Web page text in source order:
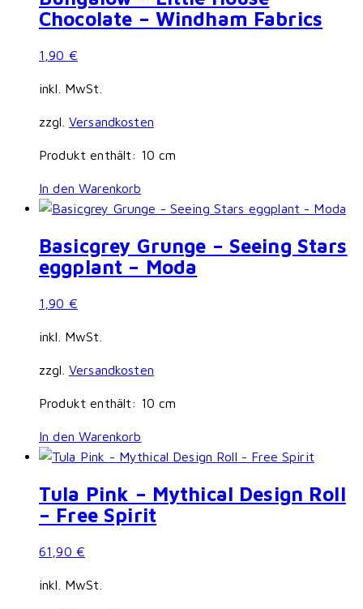
Chocolate – Windham Fabrics
1,90 €
inkl. MwSt.
zzgl. Versandkosten
Produkt enthält: 10 cm
In den Warenkorb
Basicgrey Grunge – Seeing Stars
eggplant – Moda
1,90 €
inkl. MwSt.
zzgl. Versandkosten
Produkt enthält: 10 cm
In den Warenkorb
Tula Pink – Mythical Design Roll
– Free Spirit
61,90 €
inkl. MwSt.